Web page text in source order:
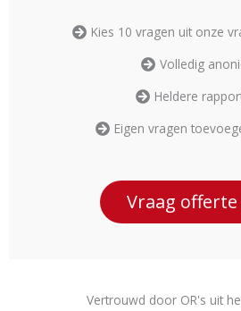
Kies 10 vragen uit onze
Volledig
Heldere
Eigen vragen
Vraag offerte
Vertrouwd door OR's uit